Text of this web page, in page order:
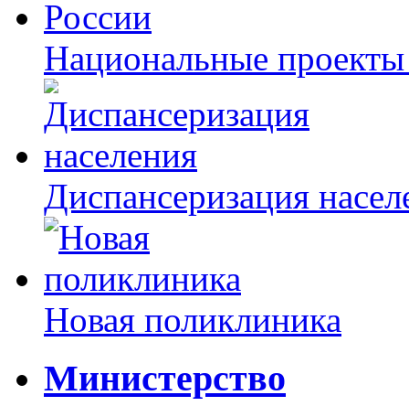
Национальные
Диспансеризация
Новая поликлиника
Министерство